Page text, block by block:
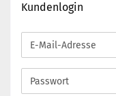
Kundenlogin
E-
Mail-
Adresse
Passwort